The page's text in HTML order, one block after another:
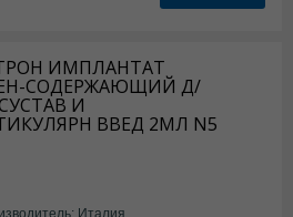
ИМПЛАНТАТ
СОДЕРЖАЮЩИЙ Д/
И
ВВЕД 2МЛ N5
Италия